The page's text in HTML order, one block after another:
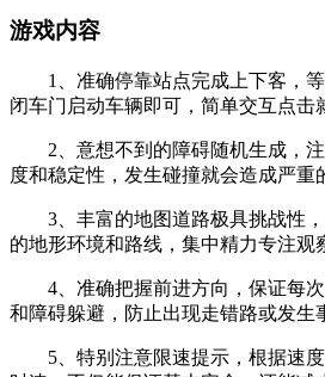
游戏内容
1、准确停靠站点完成上下客，等
闭车门启动车辆即可，简单交互点击
2、意想不到的障碍随机生成，注
度和稳定性，发生碰撞就会造成严重
3、丰富的地图道路极具挑战性，
的地形环境和路线，集中精力专注观
4、准确把握前进方向，保证每次
和障碍躲避，防止出现走错路或发生
5、特别注意限速提示，根据速度